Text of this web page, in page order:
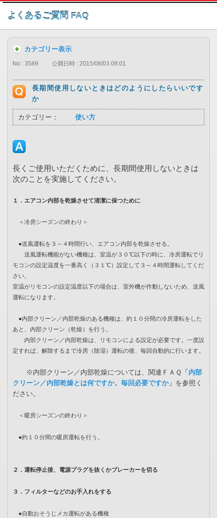
このページの本文へ
よくあるご質問 FAQ
カテゴリー表示
No : 3589 公開日時 : 2015/08/03 08:01
長期間使用しないときはどのようにしたらいいです
か
カテゴリー： 使い方
長くご使用いただくために、長期間使用しないときは
次のことを実施してください。
１．エアコン内部を乾燥させて清潔に保つために
＜冷房シーズンの終わり＞
●送風運転を３～４時間行い、エアコン内部を乾燥させる。
送風運転機能がない機種は、室温が３０℃以下の時に、冷房運転でリ
モコンの設定温度を一番高く（３１℃）設定して３～４時間運転してくだ
さい。
室温がリモコンの設定温度以下の場合は、室外機が作動しないため、送風
運転になります。
●内部クリーン／内部乾燥のある機種は、約１０分間の冷房運転をした
あと、内部クリーン（乾燥）を行う。
内部クリーン／内部乾燥は、リモコンによる設定が必要です。一度設
定すれば、解除するまで冷房（除湿）運転の後、毎回自動的に行います。
※内部クリーン／内部乾燥については、関連ＦＡＱ
「内部
クリーン／内部乾燥とは何ですか。毎回必要ですか」 を参照く
ださい。
＜暖房シーズンの終わり＞
●約１０分間の暖房運転を行う。
２．運転停止後、電源プラグを抜くかブレーカーを切る
３．フィルターなどのお手入れをする
●自動おそうじメカ運転がある機種